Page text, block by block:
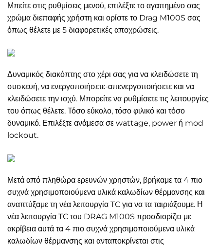
Μπείτε στις ρυθμίσεις μενού, επιλέξτε το αγαπημένο σας
χρώμα διεπαφής χρήστη και ορίστε το Drag M100S σας
όπως θέλετε με 5 διαφορετικές αποχρώσεις.
Δυναμικός διακόπτης στο χέρι σας για να κλειδώσετε τη
συσκευή, να ενεργοποιήσετε-απενεργοποιήσετε και να
κλειδώσετε την ισχύ. Μπορείτε να ρυθμίσετε τις λειτουργίες
του όπως θέλετε. Τόσο εύκολο, τόσο φιλικό και τόσο
δυναμικό. Επιλέξτε ανάμεσα σε wattage, power ή mod
lockout.
Μετά από πληθώρα ερευνών χρηστών, βρήκαμε τα 4 πιο
συχνά χρησιμοποιούμενα υλικά καλωδίων θέρμανσης και
αναπτύξαμε τη νέα λειτουργία TC για να τα ταιριάξουμε. Η
νέα λειτουργία TC του DRAG M100S προσδιορίζει με
ακρίβεια αυτά τα 4 πιο συχνά χρησιμοποιούμενα υλικά
καλωδίων θέρμανσης και ανταποκρίνεται στις